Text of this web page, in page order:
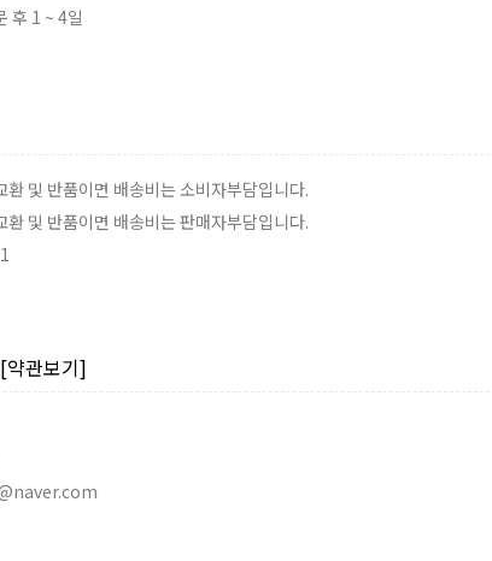
후 1 ~ 4일
환 및 반품이면 배송비는 소비자부담입니다.
환 및 반품이면 배송비는 판매자부담입니다.
[약관보기]